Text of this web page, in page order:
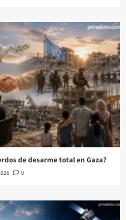
de desarme total en Gaza?
0